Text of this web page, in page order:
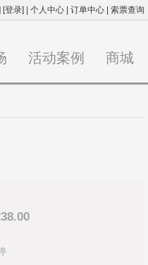
[登录] 个人中心 订单中心 索票查询
活动案例 商城